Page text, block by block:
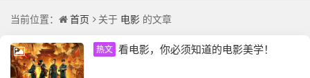
当前位置： 首页 关于 电影 的文章
热文 看电影，你必须知道的电影美学！